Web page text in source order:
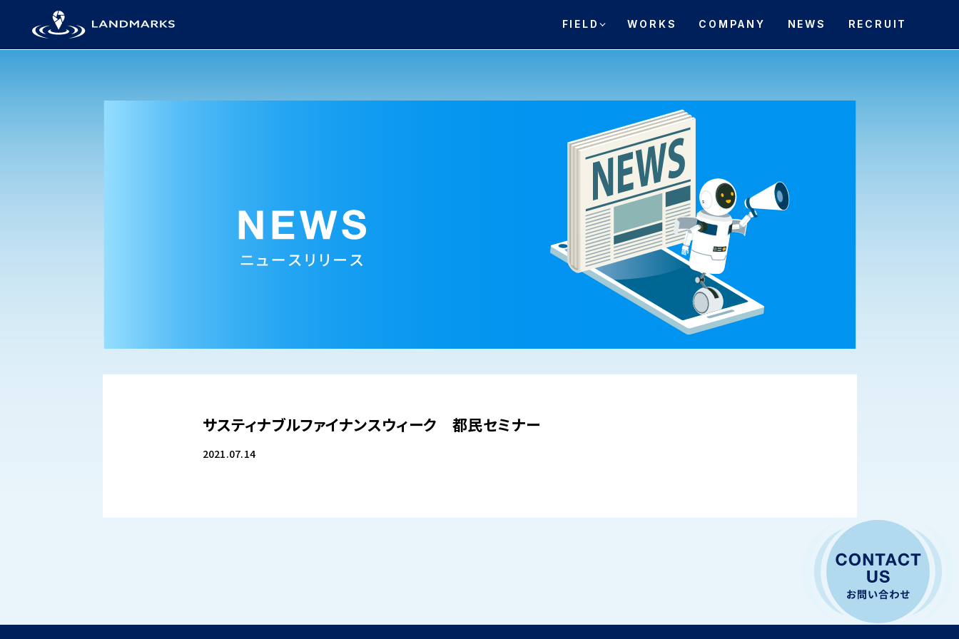
FIELD WORKS COMPANY NEWS RECRUIT
サスティナブルファイナンスウィーク 都民セミナー
2021.07.14